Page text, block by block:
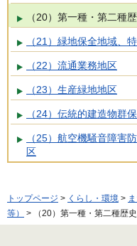
（20）第一種・第二種
（21）緑地保全地域、
（22）流通業務地区
（23）生産緑地地区
（24）伝統的建造物群
（25）航空機騒音障害
区
トップページ > くらし・環境 >
等）
> （20）第一種・第二種歴